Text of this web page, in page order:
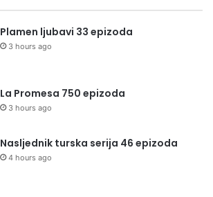
Plamen ljubavi 33 epizoda
3 hours ago
La Promesa 750 epizoda
3 hours ago
Nasljednik turska serija 46 epizoda
4 hours ago